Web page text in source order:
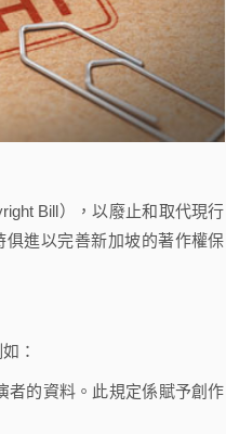
Bill），以廢止和取代現行
進以完善新加坡的著作權保
：
者的資料。此規定係賦予創作